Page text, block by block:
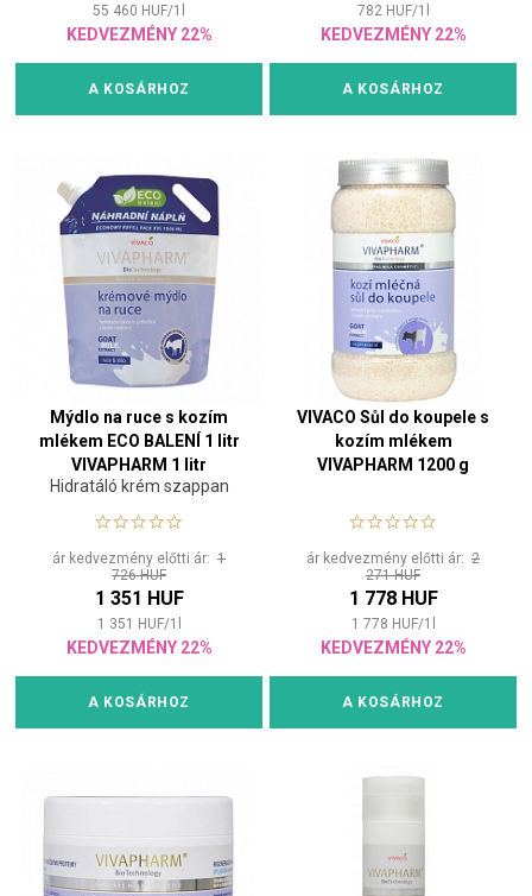
55 460 HUF/1
KEDVEZMÉNY 22%
A KOSÁRHOZ
782 HUF/1
KEDVEZMÉNY 22%
A KOSÁRHOZ
Mýdlo na ruce s kozím
mlékem ECO BALENÍ 1 litr
VIVAPHARM 1 litr
Hidratáló krém szappan
ár kedvezmény előtti ár: 1
726 HUF
1 351 HUF
1 351 HUF/1
KEDVEZMÉNY 22%
A KOSÁRHOZ
VIVACO Sůl do koupele s
kozím mlékem
VIVAPHARM 1200 g
ár kedvezmény előtti ár: 2
271 HUF
1 778 HUF
1 778 HUF/1
KEDVEZMÉNY 22%
A KOSÁRHOZ